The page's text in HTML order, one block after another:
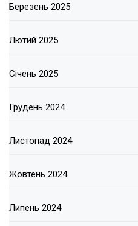
Березень 2025
Лютий 2025
Січень 2025
Грудень 2024
Листопад 2024
Жовтень 2024
Липень 2024